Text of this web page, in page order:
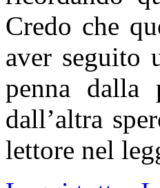
Credo che
aver seguito
penna dalla
dall’altra
lettore nel